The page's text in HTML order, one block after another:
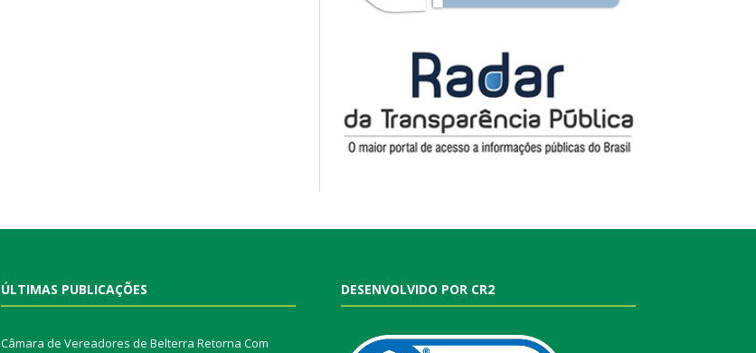
ÚLTIMAS PUBLICAÇÕES
Câmara de Vereadores de Belterra Retorna Com
DESENVOLVIDO POR CR2